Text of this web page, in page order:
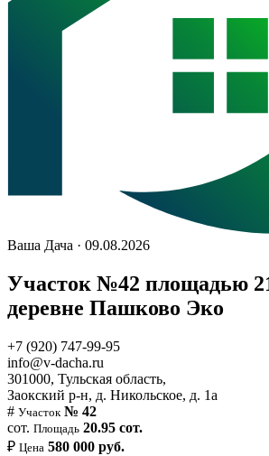
Ваша Дача · 09.08.2026
Участок №42 площадью
деревне Пашково Эко
+7 (920) 747-99-95
info@v-dacha.ru
301000, Тульская область,
Заокский р-н, д. Никольское, д. 1а
# Участок № 42
сот. Площадь 20.95 сот.
₽ Цена 580 000 руб.